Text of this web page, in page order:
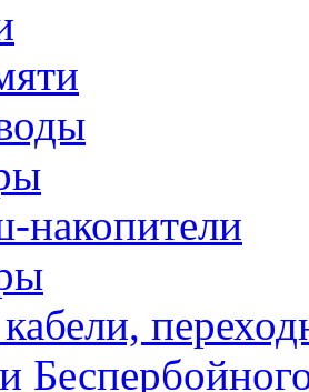
накопители